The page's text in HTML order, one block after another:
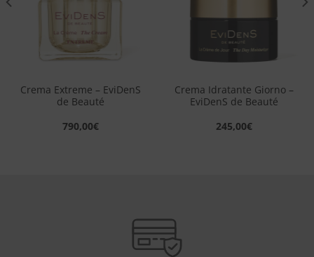
Crema Extreme – EviDenS
de Beauté
790,00€
Crema Idratante Giorno –
EviDenS de Beauté
245,00€